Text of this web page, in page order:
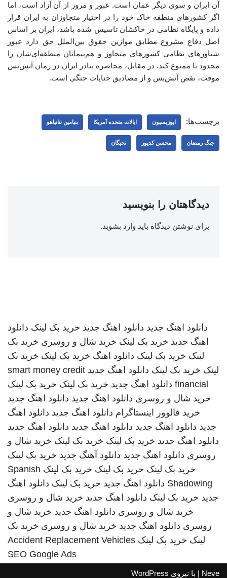
آن ایران و سوی دیگر عمان است. عبور و مرور از آن آزاد است، اما
اگر کشورهای منطقه خاک خود را در اختیار متجاوزان به ایران قرار
داده و پایگاه نظامی در خاکشان تاسیس شده باشد، ایران بر اساس
اصل دفاع مشروع مطابق موازین حقوق بین‌الملل حق دارد عبور
شناورهای نظامی کشورهای متجاوز و هم‌پیمانان منطقه‌ای‌شان را
محدود یا ممنوع کند. در مقابل، محاصره بنادر ایران در زمان آتش‌بس
موقت، نقض آتش‌بس و از مصادیق جنایات جنگی است.
برچسب‌ها: اپوزیسیون ایالات متحده آمریکا بنیامین نتانیاهو
جنگ رمضان محسن کدیور نخبگان
دیدگاهتان را بنویسید
برای نوشتن دیدگاه باید وارد بشوید.
دانلود اهنگ جدید دانلود اهنگ جدید خرید بک لینک دانلود
اهنگ جدید خرید بک لینک خرید شال و روسری خرید بک
لینک خرید بک لینک دانلود اهنگ خرید بک لینک خرید بک
لینک خرید بک لینک دانلود اهنگ جدید smart money credit
financial دانلود اهنگ جدید خرید بک لینک خرید بک لینک
خرید شال و روسری دانلود اهنگ جدید دانلود اهنگ جدید
خرید فالوور اینستاگرام دانلود اهنگ جدید دانلود اهنگ
جدید دانلود اهنگ جدید دانلود اهنگ جدید دانلود اهنگ جدید
دانلود اهنگ جدید خرید بک لینک خرید بک لینک خرید شال و
روسری دانلود اهنگ جدید دانلود آهنگ جدید خرید بک لینک
خرید بک لینک خرید بک لینک خرید بک لینک Spanish
Shadowing دانلود اهنگ جدید خرید بک لینک دانلود اهنگ
جدید خرید بک لینک دانلود اهنگ جدید خرید شال و روسری
خرید شال و روسری دانلود اهنگ جدید خرید شال و
روسری دانلود اهنگ جدید خرید شال و روسری خرید بک
لینک خرید بک لینک Accident Replacement Vehicles
SEO Google Ads
Neve | با نیروی WordPress